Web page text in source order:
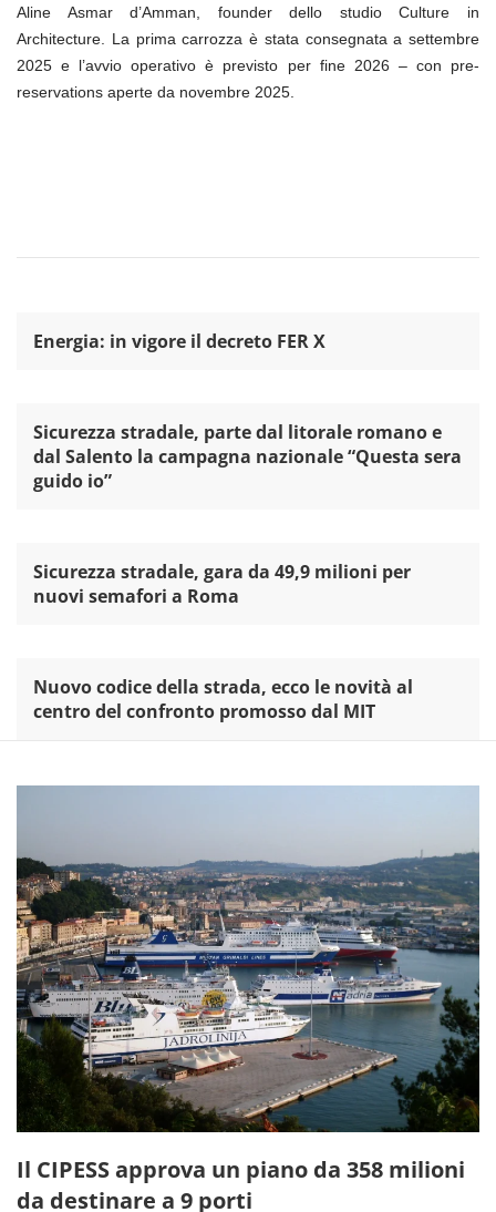
Aline Asmar d’Amman, founder dello studio Culture in
Architecture. La prima carrozza è stata consegnata a settembre
2025 e l’avvio operativo è previsto per fine 2026 – con pre-
reservations aperte da novembre 2025.
Energia: in vigore il decreto FER X
Sicurezza stradale, parte dal litorale romano e
dal Salento la campagna nazionale “Questa sera
guido io”
Sicurezza stradale, gara da 49,9 milioni per
nuovi semafori a Roma
Nuovo codice della strada, ecco le novità al
centro del confronto promosso dal MIT
Il CIPESS approva un piano da 358 milioni
da destinare a 9 porti